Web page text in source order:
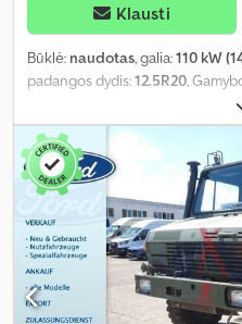
Klausti
Būklė: naudotas, galia:110 kW
padangos dydis:12.5R20,
, priekinės padangos
dydis:12.5R20, maksimalus
kompiuteris, kabina, oro
priekinis galios nuėmimo
varančiųjų ratų pavara